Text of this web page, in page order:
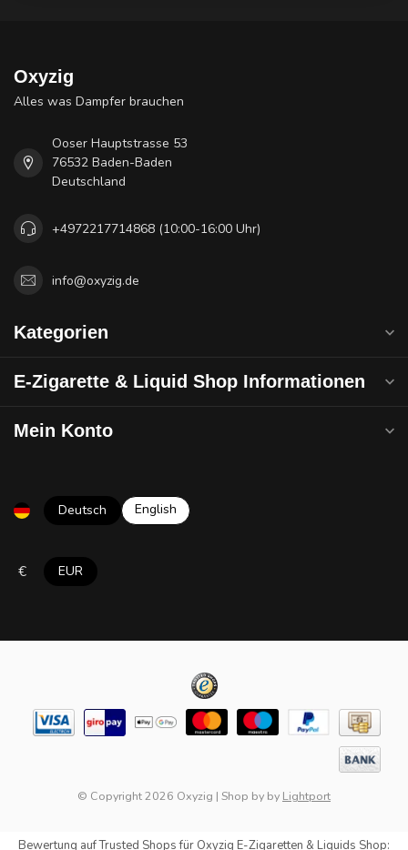
Oxyzig
Alles was Dampfer brauchen
Ooser Hauptstrasse 53
76532 Baden-Baden
Deutschland
+4972217714868 (10:00-16:00 Uhr)
info@oxyzig.de
Kategorien
E-Zigarette & Liquid Shop Informationen
Mein Konto
Deutsch English
€ EUR
© Copyright 2026 Oxyzig | Shop by by Lightport
Bewertung aufTrusted Shopsfür Oxyzig E-Zigaretten & Liquids Shop: